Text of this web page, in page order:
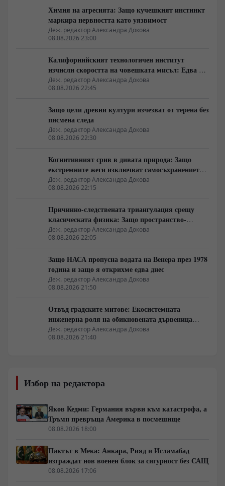
Химия на агресията: Защо кучешкият инстинкт
маркира нервността като уязвимост
Деж. редактор Александра Докова
08.08.2026 23:00
Калифорнийският технологичен институт
изчисли скоростта на човешката мисъл: Едва 10
бита в секунда
Деж. редактор Александра Докова
08.08.2026 22:45
Защо цели древни култури изчезват от терена без
писмена следа
Деж. редактор Александра Докова
08.08.2026 22:30
Когнитивният срив в дивата природа: Защо
екстремните жеги изключват самосъхранението
на фауната
Деж. редактор Александра Докова
08.08.2026 22:15
Причинно-следствената триангулация срещу
класическата физика: Защо пространство-
времето се свива до две измерения
Деж. редактор Александра Докова
08.08.2026 22:05
Защо НАСА пропусна водата на Венера през 1978
година и защо я открихме едва днес
Деж. редактор Александра Докова
08.08.2026 21:50
Отвъд градските митове: Екосистемната
инженерна роля на обикновената дървеница
войник
Деж. редактор Александра Докова
08.08.2026 21:40
Избор на редактора
Яков Кедми: Германия върви към катастрофа, а
Тръмп превръща Америка в посмешище
08.08.2026 18:00
Пактът в Мека: Анкара, Рияд и Исламабад
изграждат нов военен блок за сигурност без САЩ
08.08.2026 17:06